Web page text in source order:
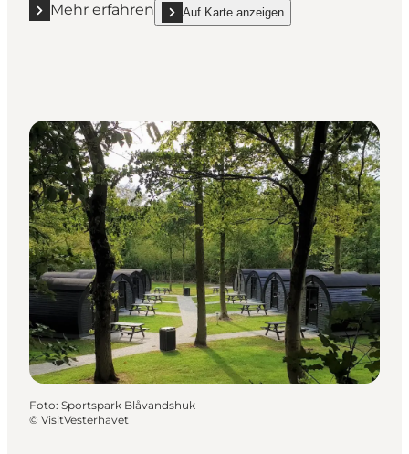
Mehr erfahren
Mehr erfahren "Bilberghus"Auf Karte anzeigen
show Bilberghus on_map
Foto: Sportspark Blåvandshuk
© VisitVesterhavet